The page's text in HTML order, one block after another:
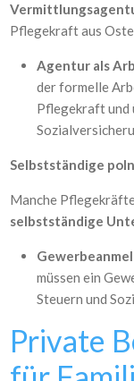
Pflegekraft aus
Agentur als
der formelle
Pflegekraft und
Selbstständige
Manche
selbstständige
müssen ein
Steuern und
Private